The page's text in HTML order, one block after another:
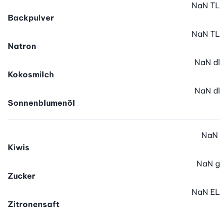
Backpulver
NaN TL
Natron
NaN TL
Kokosmilch
NaN dl
Sonnenblumenöl
NaN dl
Kiwis
NaN
Zucker
NaN g
Zitronensaft
NaN EL